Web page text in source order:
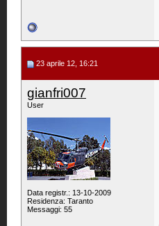
23 aprile 12, 16:21
gianfri007
User
Data registr.: 13-10-2009
Residenza: Taranto
Messaggi: 55